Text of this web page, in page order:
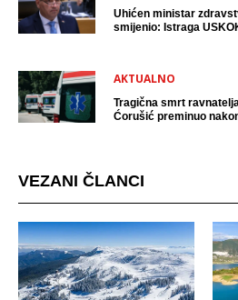
Uhićen ministar
smijenio: Istraga
AKTUALNO
Tragična smrt
Ćorušić preminuo
VEZANI ČLANCI